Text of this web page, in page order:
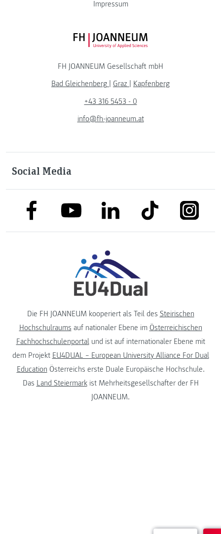
Impressum
FH JOANNEUM Logo
FH JOANNEUM Gesellschaft mbH
Bad Gleichenberg
Graz
Kapfenberg
+43 316 5453 - 0
info@fh-joanneum.at
Social Media
link to facebooklink to youtubelink to linkedinlink to tiktok
Die FH JOANNEUM kooperiert als Teil des Steirischen
Hochschulraums auf nationaler Ebene im Österreichischen
Fachhochschulenportalund ist auf internationaler Ebene mit
dem Projekt EU4DUAL – European University Alliance For Dual
Education Österreichs erste Duale Europäische Hochschule.
Das Land Steiermarkist Mehrheitsgesellschafter der FH
JOANNEUM.